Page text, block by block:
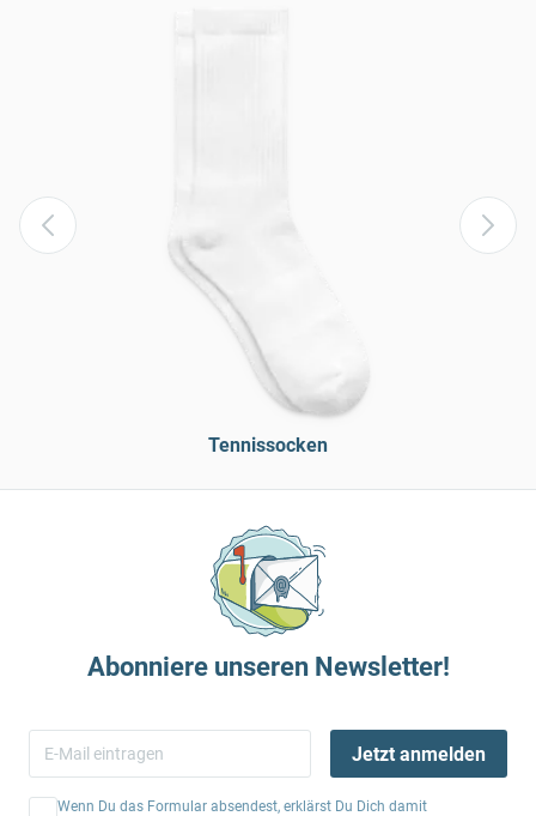
Tennissocken
Abonniere unseren Newsletter!
Jetzt anmelden
Wenn Du das Formular absendest, erklärst Du Dich damit